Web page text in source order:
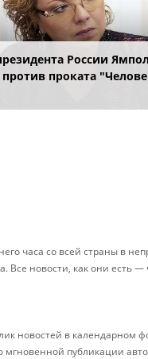
России
проката
часа со всей страны в
Все новости, как они есть
новостей в календарном
публикации